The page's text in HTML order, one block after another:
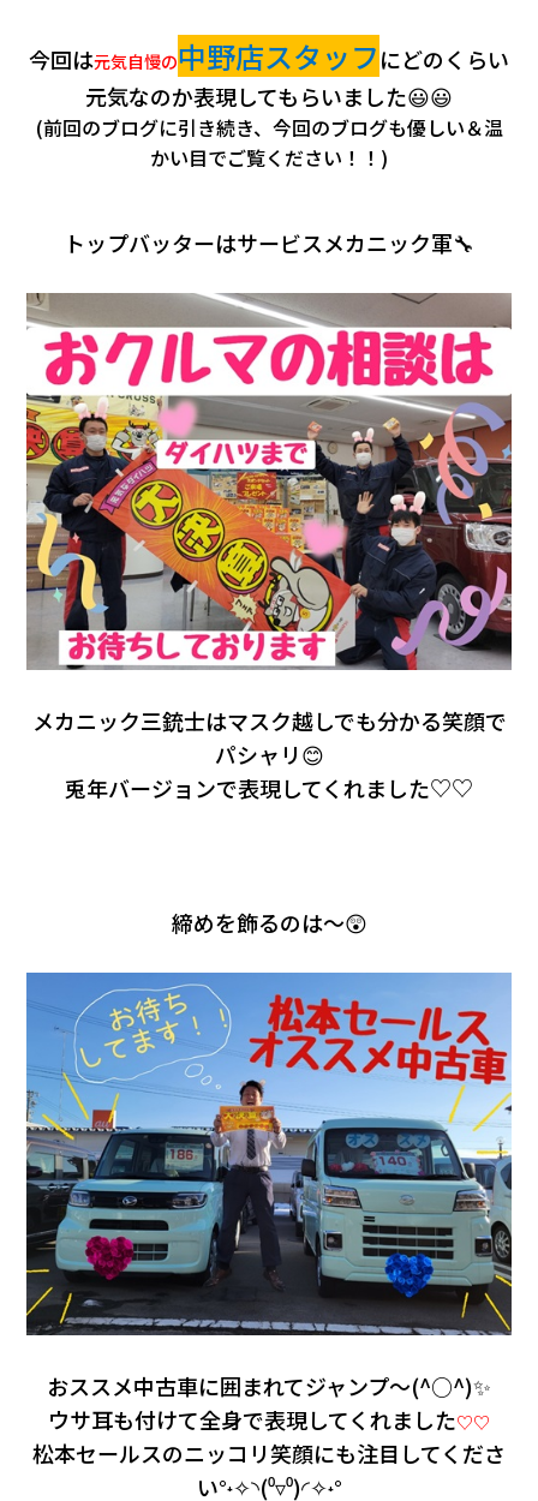
今回は元気自慢の中野店スタッフにどのくらい
元気なのか表現してもらいました😃😃
(前回のブログに引き続き、今回のブログも優しい＆温
かい目でご覧ください！！)
トップバッターはサービスメカニック軍🔧
メカニック三銃士はマスク越しでも分かる笑顔で
パシャリ😊
兎年バージョンで表現してくれました♡♡
締めを飾るのは～😲
おススメ中古車に囲まれてジャンプ～(^○^)✨
ウサ耳も付けて全身で表現してくれました♡♡
松本セールスのニッコリ笑顔にも注目してくださ
い°˖✧◝(⁰▿⁰)◜✧˖°